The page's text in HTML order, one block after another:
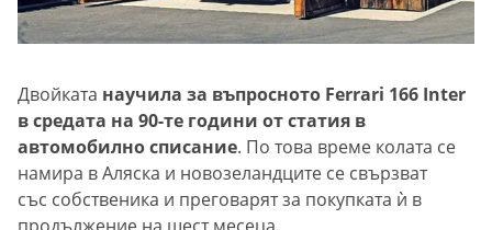
Двойката научила за въпросното Ferrari 166 Inter
в средата на 90-те години от статия в
автомобилно списание. По това време колата се
намира в Аляска и новозеландците се свързват
със собственика и преговарят за покупката ѝ в